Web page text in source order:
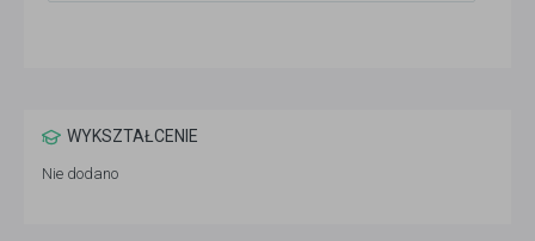
WYKSZTAŁCENIE
Nie dodano